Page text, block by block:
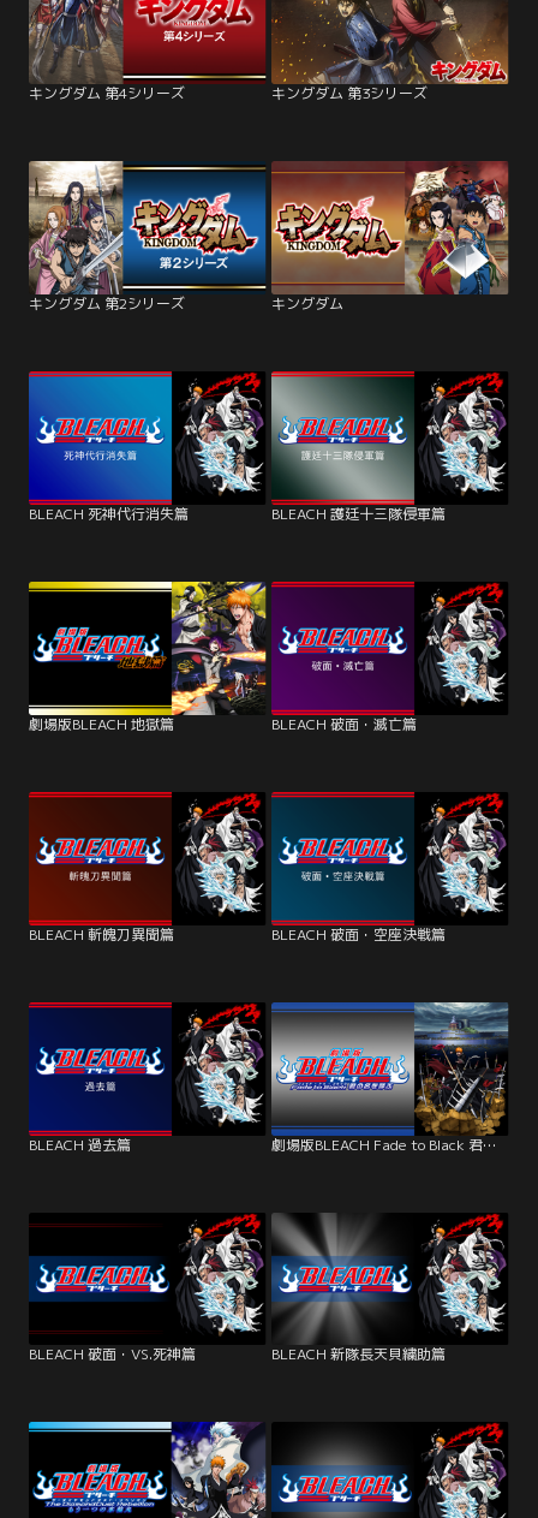
キングダム 第4シリーズ キングダム 第3シリーズ
キングダム 第2シリーズ キングダム
BLEACH 死神代行消失篇 BLEACH 護廷十三隊侵軍篇
劇場版BLEACH 地獄篇 BLEACH 破面・滅亡篇
BLEACH 斬魄刀異聞篇 BLEACH 破面・空座決戦篇
BLEACH 過去篇 劇場版BLEACH Fade to Black 君の名を呼ぶ
BLEACH 破面・VS.死神篇 BLEACH 新隊長天貝繍助篇